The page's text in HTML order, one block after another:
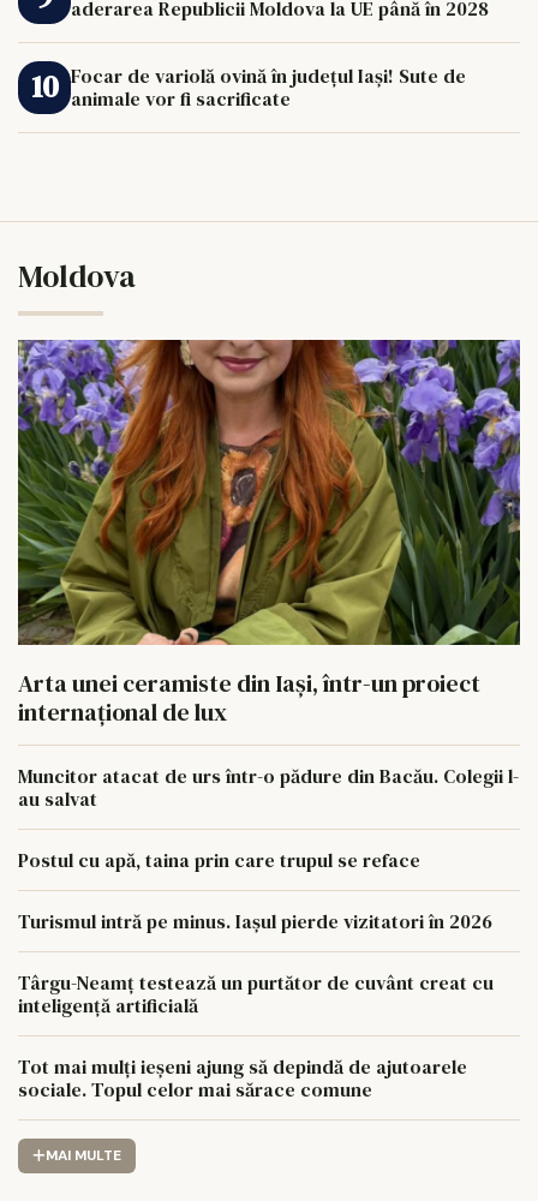
aderarea Republicii Moldova la UE până în 2028
Focar de variolă ovină în județul Iași! Sute de
animale vor fi sacrificate
Moldova
Arta unei ceramiste din Iași, într-un proiect
internațional de lux
Muncitor atacat de urs într-o pădure din Bacău. Colegii l-
au salvat
Postul cu apă, taina prin care trupul se reface
Turismul intră pe minus. Iașul pierde vizitatori în 2026
Târgu-Neamț testează un purtător de cuvânt creat cu
inteligență artificială
Tot mai mulți ieșeni ajung să depindă de ajutoarele
sociale. Topul celor mai sărace comune
MAI MULTE